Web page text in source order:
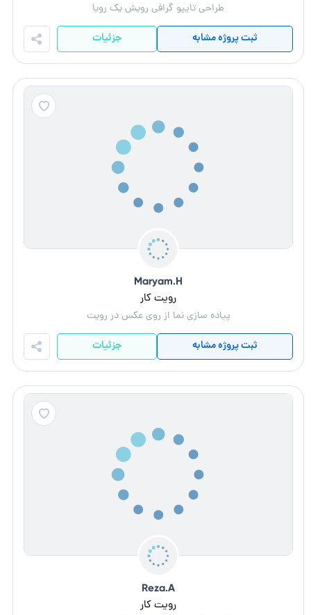
طراحی تایپو گرافی رویش یک رویا
ثبت پروژه مشابه جزئیات
Maryam.H
رویت کار
پیاده سازی نما از روی عکس در رویت
ثبت پروژه مشابه جزئیات
Reza.A
رویت کار